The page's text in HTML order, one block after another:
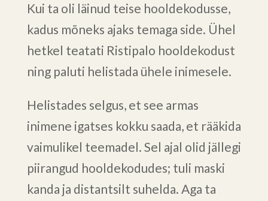
Kui ta oli läinud teise hooldekodusse,
kadus mõneks ajaks temaga side. Ühel
hetkel teatati Ristipalo hooldekodust
ning paluti helistada ühele inimesele.
Helistades selgus, et see armas
inimene igatses kokku saada, et rääkida
vaimulikel teemadel. Sel ajal olid jällegi
piirangud hooldekodudes; tuli maski
kanda ja distantsilt suhelda. Aga ta